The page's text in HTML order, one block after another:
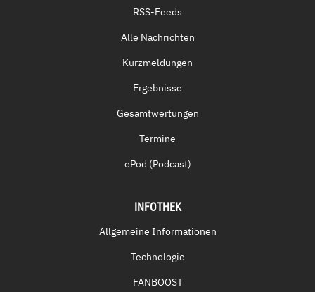
RSS-Feeds
Alle Nachrichten
Kurzmeldungen
Ergebnisse
Gesamtwertungen
Termine
ePod (Podcast)
INFOTHEK
Allgemeine Informationen
Technologie
FANBOOST